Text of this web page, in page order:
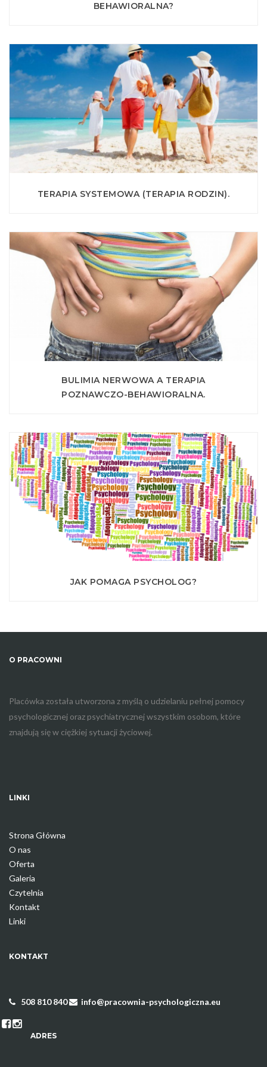
BEHAWIORALNA?
TERAPIA SYSTEMOWA (TERAPIA RODZIN).
BULIMIA NERWOWA A TERAPIA
POZNAWCZO-BEHAWIORALNA.
JAK POMAGA PSYCHOLOG?
O PRACOWNI
Placówka została utworzona z myślą o udzielaniu pełnej pomocy
psychologicznej oraz psychiatrycznej wszystkim osobom, które
znajdują się w ciężkiej sytuacji życiowej.
LINKI
Strona Główna
O nas
Oferta
Galeria
Czytelnia
Kontakt
Linki
KONTAKT
508 810 840 info@pracownia-psychologiczna.eu
ADRES